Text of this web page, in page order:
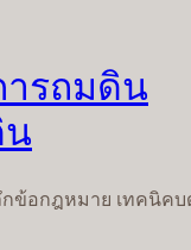
ารถมดิน
กข้อกฎหมาย เทคนิค